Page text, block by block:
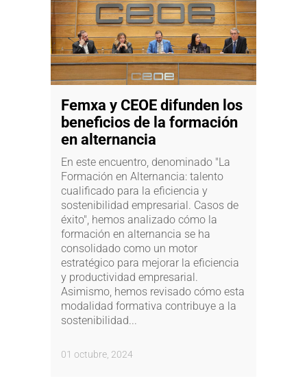
Femxa y CEOE difunden los
beneficios de la formación
en alternancia
En este encuentro, denominado "La
Formación en Alternancia: talento
cualificado para la eficiencia y
sostenibilidad empresarial. Casos de
éxito", hemos analizado cómo la
formación en alternancia se ha
consolidado como un motor
estratégico para mejorar la eficiencia
y productividad empresarial.
Asimismo, hemos revisado cómo esta
modalidad formativa contribuye a la
sostenibilidad...
01 octubre, 2024